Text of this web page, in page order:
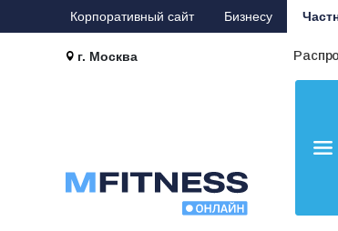
Корпоративный сайт Бизнесу
г. Москва